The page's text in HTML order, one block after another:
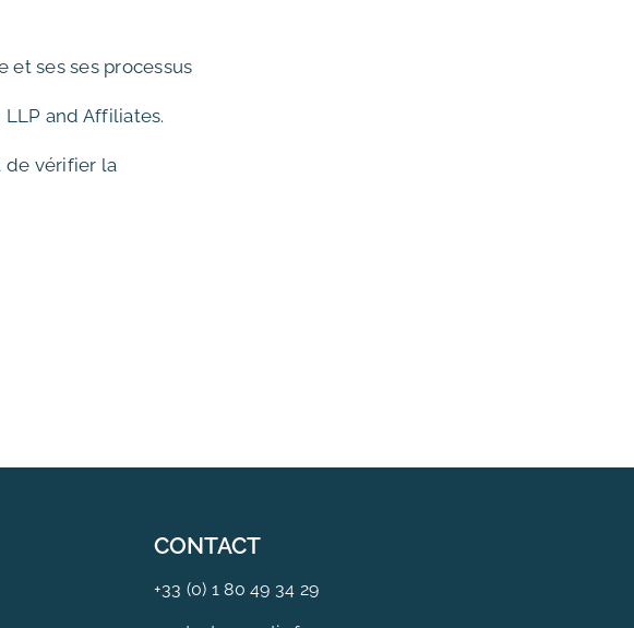
et ses ses processus
and Affiliates.
de vérifier la
CONTACT
+33 (0) 1 80 49 34 29